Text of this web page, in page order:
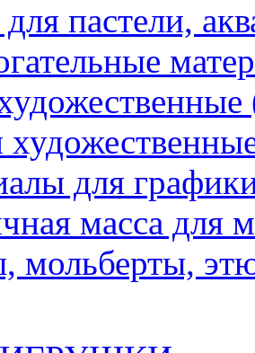
пастели,
для
масса для
мольберты,